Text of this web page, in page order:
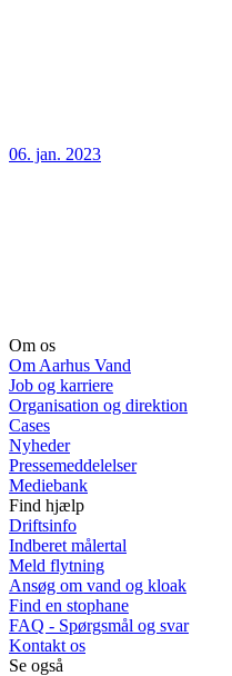
06. jan. 2023
Om os
Om Aarhus Vand
Job og karriere
Organisation og direktion
Cases
Nyheder
Pressemeddelelser
Mediebank
Find hjælp
Driftsinfo
Indberet målertal
Meld flytning
Ansøg om vand og kloak
Find en stophane
FAQ - Spørgsmål og svar
Kontakt os
Se også